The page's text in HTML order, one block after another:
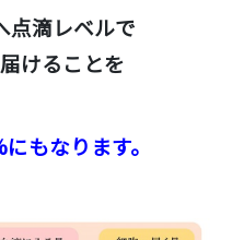
点滴レベルで
けることを
もなります。